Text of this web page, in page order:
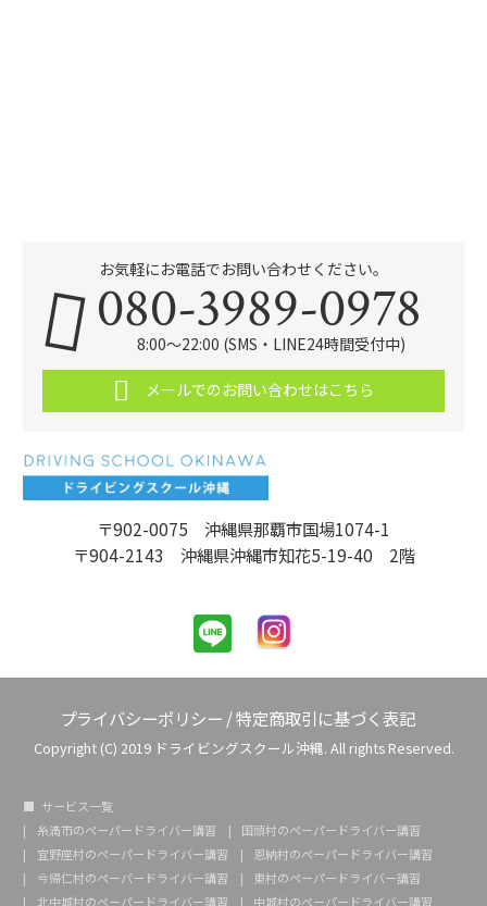
〒902-0075 沖縄県那覇市国場1074-1
〒904-2143 沖縄県沖縄市知花5-19-40 2階
お気軽にお電話でお問い合わせください。
080-3989-0978
8:00～22:00 (SMS・LINE24時間受付中)
メールでのお問い合わせはこちら
プライバシーポリシー /特定商取引に基づく表記
Copyright (C) 2019 ドライビングスクール沖縄. All rights Reserved.
サービス一覧
糸満市のペーパードライバー講習
国頭村のペーパードライバー講習
宜野座村のペーパードライバー講習
恩納村のペーパードライバー講習
今帰仁村のペーパードライバー講習
東村のペーパードライバー講習
北中城村のペーパードライバー講習
中城村のペーパードライバー講習